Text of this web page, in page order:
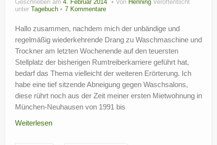
Geschrieben am 4. Februar 2014 Von Henning Veröffentlicht
unter
Tagebuch 7 Kommentare
Hallo zusammen, nachdem mich der unbändige und
regelmäßig wiederkehrende Drang zu Waschmaschine und
Trockner am letzten Wochenende auf den teuersten
Stellplatz der bisherigen Rumtreiberkarriere geführt hat,
bedarf das Thema vielleicht der weiteren Erörterung. Ich
habe eine tief sitzende Abneigung gegen Waschsalons,
diese rührt noch aus der Zeit meiner ersten Mietwohnung in
München-Neuhausen von 1991 bis
Weiterlesen